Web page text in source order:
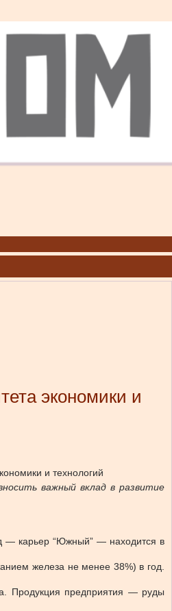
экономики и
и технологий
важный вклад в развитие
— карьер “Южный” — находится в
железа не менее 38%) в год.
Продукция предприятия — руды